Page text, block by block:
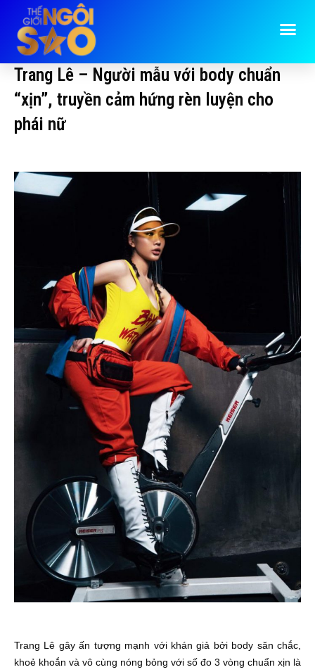
Trang Lê – Người mẫu với body chuẩn
“xịn”, truyền cảm hứng rèn luyện cho
phái nữ
Trang Lê gây ấn tượng mạnh với khán giả bởi body săn chắc,
khoẻ khoắn và vô cùng nóng bỏng với số đo 3 vòng chuẩn xịn là